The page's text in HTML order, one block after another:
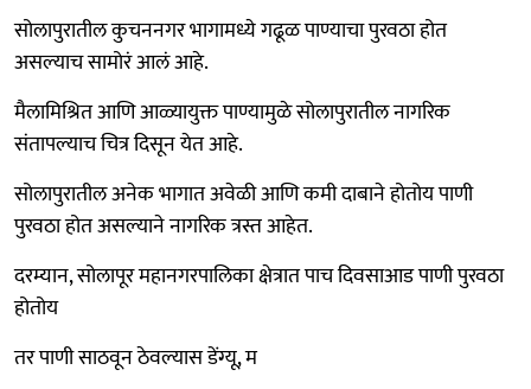
सोलापुरातील कुचननगर भागामध्ये गढूळ पाण्याचा पुरवठा होत
असल्याच सामोरं आलं आहे.
मैलामिश्रित आणि आळ्यायुक्त पाण्यामुळे सोलापुरातील नागरिक
संतापल्याच चित्र दिसून येत आहे.
सोलापुरातील अनेक भागात अवेळी आणि कमी दाबाने होतोय पाणी
पुरवठा होत असल्याने नागरिक त्रस्त आहेत.
दरम्यान, सोलापूर महानगरपालिका क्षेत्रात पाच दिवसाआड पाणी पुरवठा
होतोय
तर पाणी साठवून ठेवल्यास डेंग्यू, म